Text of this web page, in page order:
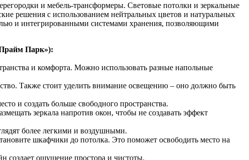
и мебель-трансформеры. Световые потолки и зеркальные
решения с использованием нейтральных цветов и натуральных
и интегрированными системами хранения, позволяющими
Парк»):
и комфорта. Можно использовать разные напольные
Также стоит уделить внимание освещению – оно должно быть
и создать больше свободного пространства.
зеркала напротив окон, чтобы не создавать эффект
более легкими и воздушными.
шкафчики до потолка. Это поможет освободить место на
создает ощущение простора и чистоты.